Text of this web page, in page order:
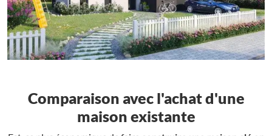
Comparaison avec l'achat d'une
maison existante